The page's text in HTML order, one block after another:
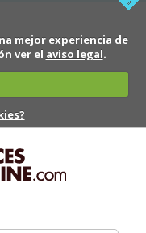
mejor experiencia de
ver el aviso legal.